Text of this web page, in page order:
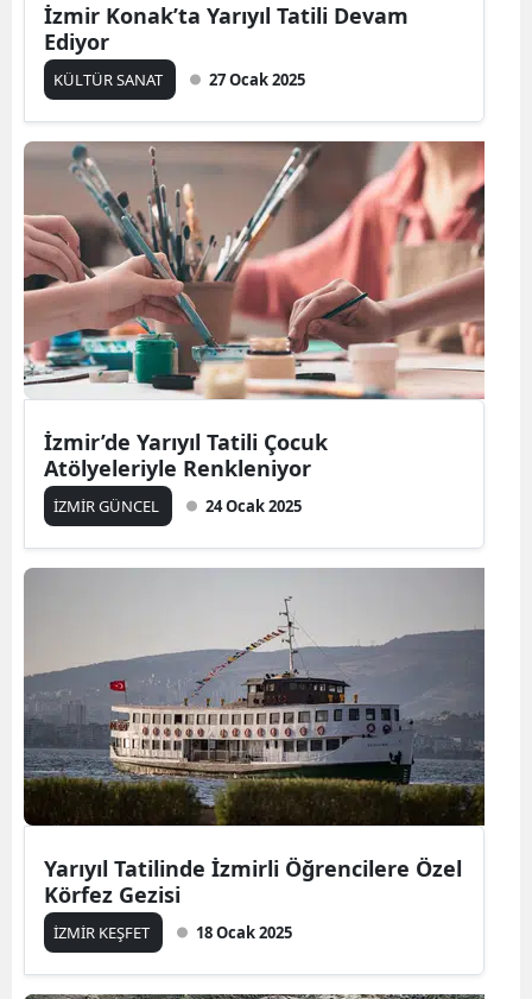
İzmir Konak’ta Yarıyıl Tatili Devam
Ediyor
KÜLTÜR SANAT 27 Ocak 2025
İzmir’de Yarıyıl Tatili Çocuk
Atölyeleriyle Renkleniyor
İZMİR GÜNCEL 24 Ocak 2025
Yarıyıl Tatilinde İzmirli Öğrencilere Özel
Körfez Gezisi
İZMİR KEŞFET 18 Ocak 2025